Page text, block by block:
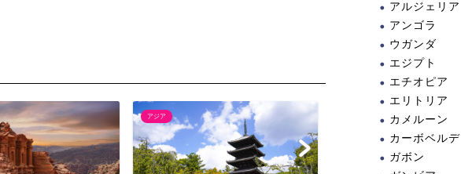
アジア
アルジェリア
アンゴラ
ウガンダ
エジプト
エチオピア
エリトリア
カメルーン
カーボベルデ
ガボン